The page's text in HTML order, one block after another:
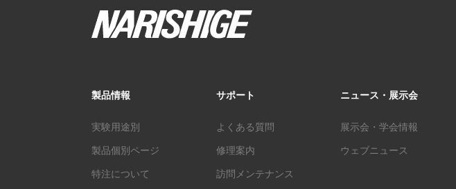
製品情報
実験用途別
製品個別ページ
特注について
サポート
よくある質問
修理案内
訪問メンテナンス
ニュース・展示会
展示会・学会情報
ウェブニュース